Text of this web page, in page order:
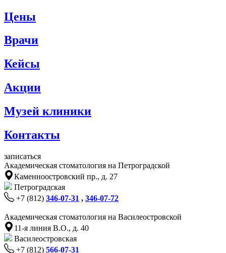
Цены
Врачи
Кейсы
Акции
Музей клиники
Контакты
записаться
Академическая стоматология на Петроградской
Каменноостровский пр., д. 27
Петроградская
+7 (812) 346-07-31 , 346-07-72
Академическая стоматология на Василеостровской
11-я линия В.О., д. 40
Василеостровская
+7 (812) 566-07-31